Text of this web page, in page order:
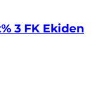
3 FK Ekiden